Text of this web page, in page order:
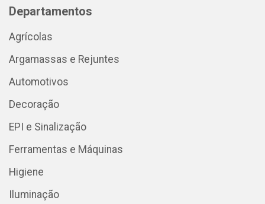
Departamentos
Agrícolas
Argamassas e Rejuntes
Automotivos
Decoração
EPI e Sinalização
Ferramentas e Máquinas
Higiene
Iluminação